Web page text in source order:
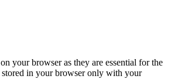
your browser as they are essential for the
stored in your browser only with your